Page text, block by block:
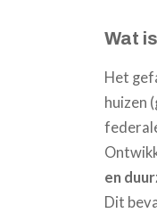
Wat
Het
huizen
en
Dit